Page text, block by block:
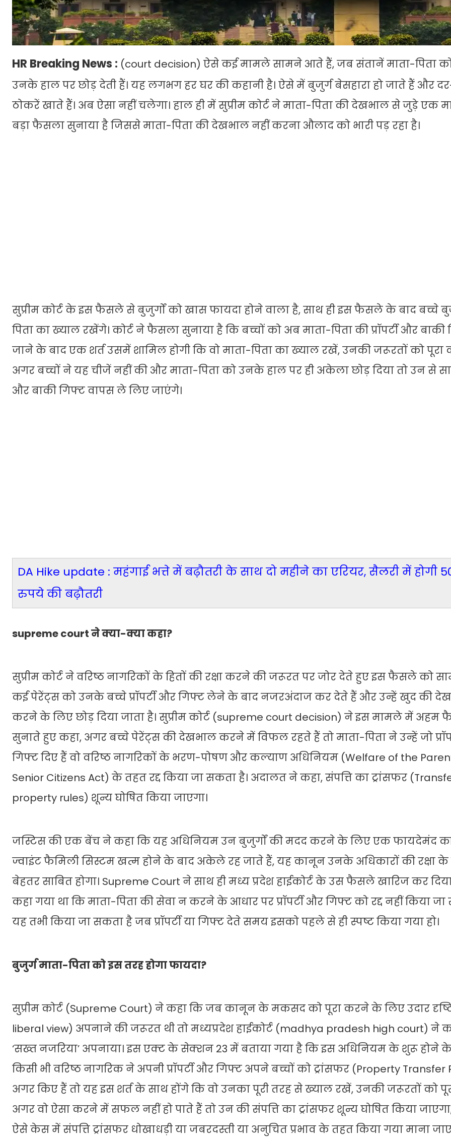
HR Breaking News : (court decision) ऐसे कई मामले सामने आते हैं, जब संतानें माता-पिता
उनके हाल पर छोड़ देती हैं। यह लगभग हर घर की कहानी है। ऐसे में बुजुर्ग बेसहारा हो जाते हैं और
ठोकरें खाते हैं। अब ऐसा नहीं चलेगा। हाल ही में सुप्रीम कोर्ट ने माता-पिता की देखभाल से जुड़े एक
बड़ा फैसला सुनाया है जिससे माता-पिता की देखभाल नहीं करना औलाद को भारी पड़ रहा है।
सुप्रीम कोर्ट के इस फैसले से बुजुर्गों को खास फायदा होने वाला है, साथ ही इस फैसले के बाद बच्चे
पिता का ख्याल रखेंगे। कोर्ट ने फैसला सुनाया है कि बच्चों को अब माता-पिता की प्रॉपर्टी और बाकी
जाने के बाद एक शर्त उसमें शामिल होगी कि वो माता-पिता का ख्याल रखें, उनकी जरूरतों को
अगर बच्चों ने यह चीजें नहीं की और माता-पिता को उनके हाल पर ही अकेला छोड़ दिया तो उन से सारी
और बाकी गिफ्ट वापस ले लिए जाएंगे।
DA Hike update : महंगाई भत्ते में बढ़ौतरी के साथ दो महीने का एरियर, सैलरी में होगी
रुपये की बढ़ौतरी
supreme court ने क्या-क्या कहा?
सुप्रीम कोर्ट ने वरिष्ठ नागरिकों के हितों की रक्षा करने की जरूरत पर जोर देते हुए इस फैसले को
कई पेरेंट्स को उनके बच्चे प्रॉपर्टी और गिफ्ट लेने के बाद नजरअंदाज कर देते हैं और उन्हें खुद की
करने के लिए छोड़ दिया जाता है। सुप्रीम कोर्ट (supreme court decision) ने इस मामले में अहम
सुनाते हुए कहा, अगर बच्चे पेरेंट्स की देखभाल करने में विफल रहते हैं तो माता-पिता ने उन्हें जो
गिफ्ट दिए हैं वो वरिष्ठ नागरिकों के भरण-पोषण और कल्याण अधिनियम (Welfare of the
Senior Citizens Act) के तहत रद्द किया जा सकता है। अदालत ने कहा, संपत्ति का ट्रांसफर
property rules) शून्य घोषित किया जाएगा।
जस्टिस की एक बेंच ने कहा कि यह अधिनियम उन बुजुर्गों की मदद करने के लिए एक फायदेमंद
ज्वाइंट फैमिली सिस्टम खत्म होने के बाद अकेले रह जाते हैं, यह कानून उनके अधिकारों की रक्षा के
बेहतर साबित होगा। Supreme Court ने साथ ही मध्य प्रदेश हाईकोर्ट के उस फैसले खारिज कर
कहा गया था कि माता-पिता की सेवा न करने के आधार पर प्रॉपर्टी और गिफ्ट को रद्द नहीं किया जा
यह तभी किया जा सकता है जब प्रॉपर्टी या गिफ्ट देते समय इसको पहले से ही स्पष्ट किया गया हो।
बुजुर्ग माता-पिता को इस तरह होगा फायदा?
सुप्रीम कोर्ट (Supreme Court) ने कहा कि जब कानून के मकसद को पूरा करने के लिए उदार
liberal view) अपनाने की जरूरत थी तो मध्यप्रदेश हाईकोर्ट (madhya pradesh high court) ने
‘सख्त नजरिया’ अपनाया। इस एक्ट के सेक्शन 23 में बताया गया है कि इस अधिनियम के शुरू होने
किसी भी वरिष्ठ नागरिक ने अपनी प्रॉपर्टी और गिफ्ट अपने बच्चों को ट्रांसफर (Property Transfer
अगर किए हैं तो यह इस शर्त के साथ होंगे कि वो उनका पूरी तरह से ख्याल रखें, उनकी जरूरतों को
अगर वो ऐसा करने में सफल नहीं हो पाते हैं तो उन की संपत्ति का ट्रांसफर शून्य घोषित किया
ऐसे केस में संपत्ति ट्रांसफर धोखाधड़ी या जबरदस्ती या अनुचित प्रभाव के तहत किया गया माना